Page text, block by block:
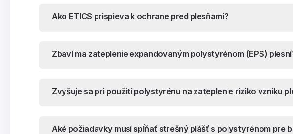
Ako ETICS prispieva k ochrane pred plesňami?
Zbaví ma zateplenie expandovaným polystyrénom (EPS)
Zvyšuje sa pri použití polystyrénu na zateplenie riziko vzniku
Aké požiadavky musí spĺňať strešný plášť s polystyrénom pre